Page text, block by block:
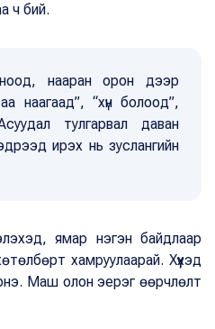
ч бий.
нааран орон дээр
наагаад”, “хүн болоод”,
тулгарвал даван
ирэх нь зуслангийн
ямар нэгэн байдлаар
хамруулаарай. Хүүхэд
Маш олон эерэг өөрчлөлт